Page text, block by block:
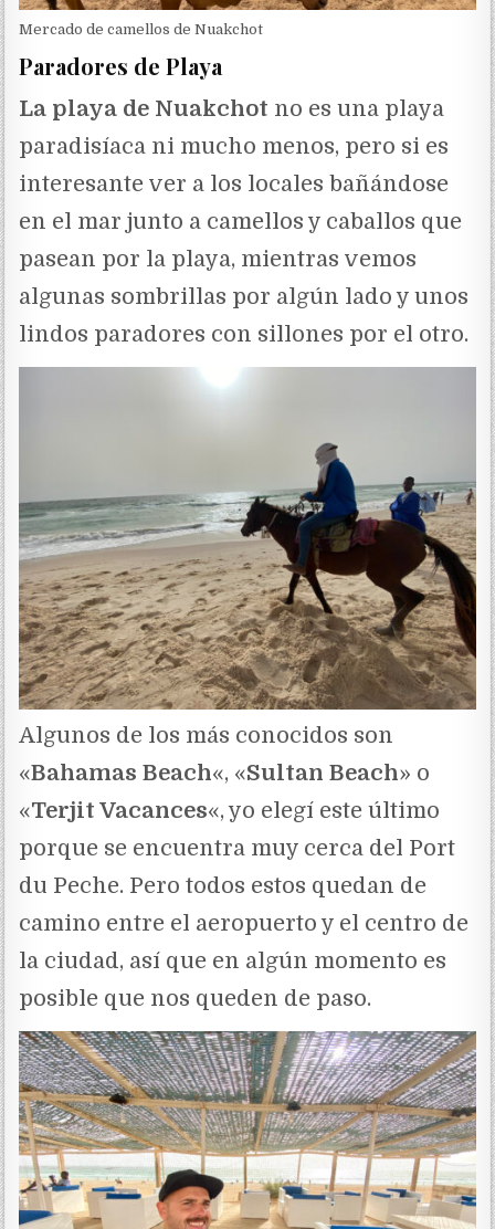
Mercado de camellos de Nuakchot
Paradores de Playa
La playa de Nuakchot no es una playa
paradisíaca ni mucho menos, pero si es
interesante ver a los locales bañándose
en el mar junto a camellos y caballos que
pasean por la playa, mientras vemos
algunas sombrillas por algún lado y unos
lindos paradores con sillones por el otro.
Algunos de los más conocidos son
«Bahamas Beach«, «Sultan Beach» o
«Terjit Vacances«, yo elegí este último
porque se encuentra muy cerca del Port
du Peche. Pero todos estos quedan de
camino entre el aeropuerto y el centro de
la ciudad, así que en algún momento es
posible que nos queden de paso.